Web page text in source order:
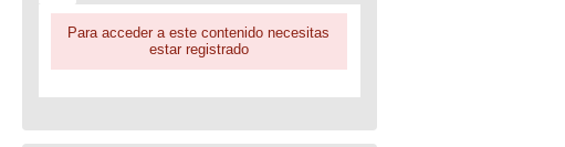
Para acceder a este contenido necesitas
estar registrado